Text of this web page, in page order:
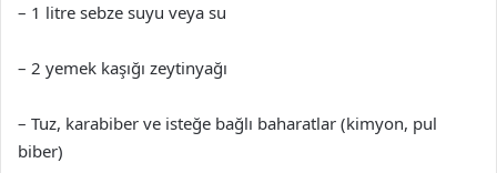
– 1 litre sebze suyu veya su
– 2 yemek kaşığı zeytinyağı
– Tuz, karabiber ve isteğe bağlı baharatlar (kimyon, pul
biber)